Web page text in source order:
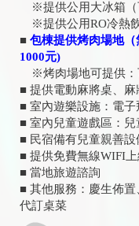
※提供公用大冰箱（
※提供公用RO冷熱
■ 包棟提供烤肉場地
1000元)
※烤肉場地可提供：
■ 提供電動麻將桌、麻
■ 室內遊樂設施：電
■ 室內兒童遊戲區：兒
■ 民宿備有兒童親善
■ 提供免費無線WIFI上
■ 當地旅遊諮詢
■ 其他服務：慶生佈置
代訂桌菜